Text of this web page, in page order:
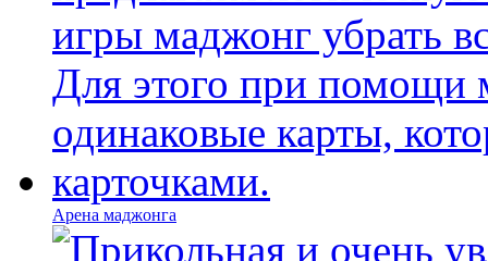
Арена маджонга